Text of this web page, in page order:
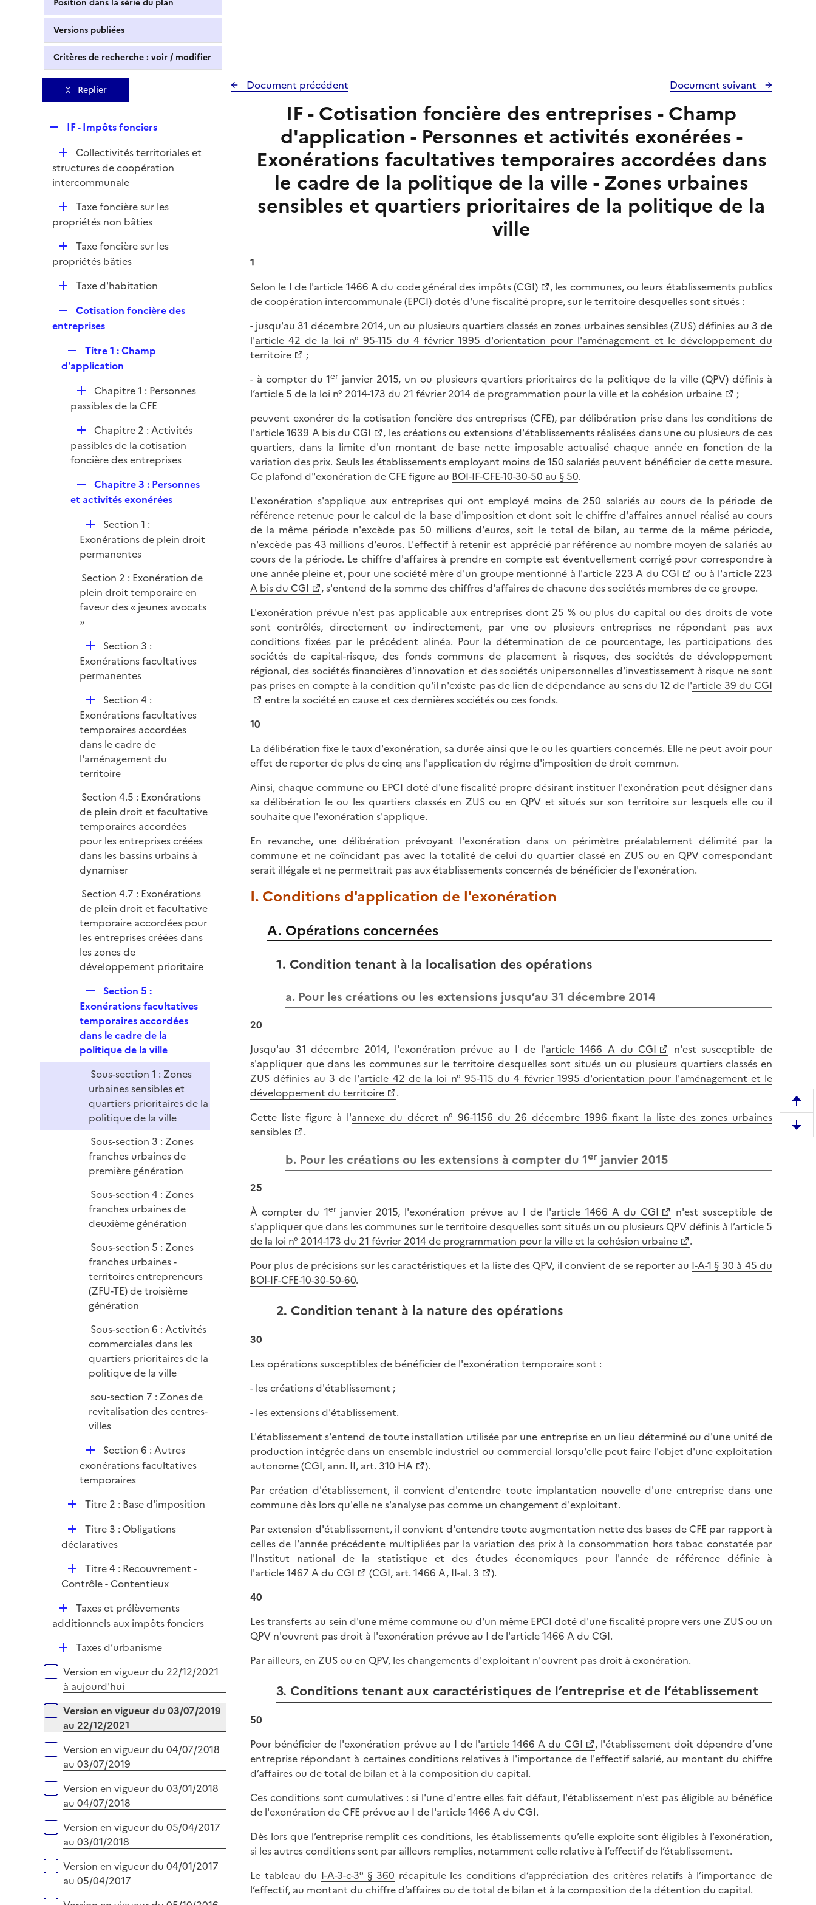
Position dans la série du plan
Versions publiées
Critères de recherche : voir / modifier
Replier
p
l
i
e
r
IF - Impôts fonciers
D
é
p
e
Collectivités territoriales et
structures de coopération
intercommunale
D
é
i
Taxe foncière sur les
propriétés non bâties
D
é
r
Taxe foncière sur les
propriétés bâties
D
p
l
r
Taxe d'habitation
e
l
i
Cotisation foncière des
entreprises
e
l
i
e
r
Titre 1 : Champ
d'application
D
é
i
e
Chapitre 1 : Personnes
passibles de la CFE
D
é
p
e
r
Chapitre 2 : Activités
passibles de la cotisation
foncière des entreprises
e
l
i
e
Chapitre 3 : Personnes
et activités exonérées
D
é
p
i
e
r
Section 1 :
Exonérations de plein droit
permanentes
Section 2 : Exonération de
plein droit temporaire en
faveur des « jeunes avocats
»
D
é
p
e
r
Section 3 :
Exonérations facultatives
permanentes
D
é
p
l
i
e
Section 4 :
Exonérations facultatives
temporaires accordées
dans le cadre de
l'aménagement du
territoire
Section 4.5 : Exonérations
de plein droit et facultative
temporaires accordées
pour les entreprises créées
dans les bassins urbains à
dynamiser
Section 4.7 : Exonérations
de plein droit et facultative
temporaire accordées pour
les entreprises créées dans
les zones de
développement prioritaire
e
p
l
i
e
r
Section 5 :
Exonérations facultatives
temporaires accordées
dans le cadre de la
politique de la ville
Sous-section 1 : Zones
urbaines sensibles et
quartiers prioritaires de la
politique de la ville
Sous-section 3 : Zones
franches urbaines de
première génération
Sous-section 4 : Zones
franches urbaines de
deuxième génération
Sous-section 5 : Zones
franches urbaines -
territoires entrepreneurs
(ZFU-TE) de troisième
génération
Sous-section 6 : Activités
commerciales dans les
quartiers prioritaires de la
politique de la ville
sou-section 7 : Zones de
revitalisation des centres-
villes
D
é
p
i
r
Section 6 : Autres
exonérations facultatives
temporaires
D
l
r
Titre 2 : Base d'imposition
D
é
i
e
r
Titre 3 : Obligations
déclaratives
D
é
l
i
e
r
Titre 4 : Recouvrement -
Contrôle - Contentieux
D
é
i
e
r
Taxes et prélèvements
additionnels aux impôts fonciers
D
p
l
i
r
Taxes d’urbanisme
Versions sur la période
Version en vigueur du 22/12/2021
à aujourd'hui
Version en vigueur du 03/07/2019
au 22/12/2021
Version en vigueur du 04/07/2018
au 03/07/2019
Version en vigueur du 03/01/2018
au 04/07/2018
Version en vigueur du 05/04/2017
au 03/01/2018
Version en vigueur du 04/01/2017
au 05/04/2017
Document précédent Document suivant
IF - Cotisation foncière des entreprises - Champ
d'application - Personnes et activités exonérées -
Exonérations facultatives temporaires accordées dans
le cadre de la politique de la ville - Zones urbaines
sensibles et quartiers prioritaires de la politique de la
ville
1
Selon le I de l'article 1466 A du code général des impôts (CGI)
, les communes, ou leurs établissements publics
de coopération intercommunale (EPCI) dotés d'une fiscalité propre, sur le territoire desquelles sont situés :
- jusqu'au 31 décembre 2014, un ou plusieurs quartiers classés en zones urbaines sensibles (ZUS) définies au 3 de
l'article 42 de la loi n° 95-115 du 4 février 1995 d'orientation pour l'aménagement et le développement du
territoire
;
- à compter du 1er janvier 2015, un ou plusieurs quartiers prioritaires de la politique de la ville (QPV) définis à
l’article 5 de la loi n° 2014-173 du 21 février 2014 de programmation pour la ville et la cohésion urbaine
;
peuvent exonérer de la cotisation foncière des entreprises (CFE), par délibération prise dans les conditions de
l'article 1639 A bis du CGI
, les créations ou extensions d'établissements réalisées dans une ou plusieurs de ces
quartiers, dans la limite d'un montant de base nette imposable actualisé chaque année en fonction de la
variation des prix. Seuls les établissements employant moins de 150 salariés peuvent bénéficier de cette mesure.
Ce plafond d"exonération de CFE figure au BOI-IF-CFE-10-30-50 au § 50.
L'exonération s'applique aux entreprises qui ont employé moins de 250 salariés au cours de la période de
référence retenue pour le calcul de la base d'imposition et dont soit le chiffre d'affaires annuel réalisé au cours
de la même période n'excède pas 50 millions d'euros, soit le total de bilan, au terme de la même période,
n'excède pas 43 millions d'euros. L'effectif à retenir est apprécié par référence au nombre moyen de salariés au
cours de la période. Le chiffre d'affaires à prendre en compte est éventuellement corrigé pour correspondre à
une année pleine et, pour une société mère d'un groupe mentionné à l'article 223 A du CGI ou à l'article 223
A bis du CGI
, s'entend de la somme des chiffres d'affaires de chacune des sociétés membres de ce groupe.
L'exonération prévue n'est pas applicable aux entreprises dont 25 % ou plus du capital ou des droits de vote
sont contrôlés, directement ou indirectement, par une ou plusieurs entreprises ne répondant pas aux
conditions fixées par le précédent alinéa. Pour la détermination de ce pourcentage, les participations des
sociétés de capital-risque, des fonds communs de placement à risques, des sociétés de développement
régional, des sociétés financières d'innovation et des sociétés unipersonnelles d'investissement à risque ne sont
pas prises en compte à la condition qu'il n'existe pas de lien de dépendance au sens du 12 de l'article 39 du CGI
entre la société en cause et ces dernières sociétés ou ces fonds.
10
La délibération fixe le taux d'exonération, sa durée ainsi que le ou les quartiers concernés. Elle ne peut avoir pour
effet de reporter de plus de cinq ans l'application du régime d'imposition de droit commun.
Ainsi, chaque commune ou EPCI doté d'une fiscalité propre désirant instituer l'exonération peut désigner dans
sa délibération le ou les quartiers classés en ZUS ou en QPV et situés sur son territoire sur lesquels elle ou il
souhaite que l'exonération s'applique.
En revanche, une délibération prévoyant l'exonération dans un périmètre préalablement délimité par la
commune et ne coïncidant pas avec la totalité de celui du quartier classé en ZUS ou en QPV correspondant
serait illégale et ne permettrait pas aux établissements concernés de bénéficier de l'exonération.
I. Conditions d'application de l'exonération
A. Opérations concernées
1. Condition tenant à la localisation des opérations
a. Pour les créations ou les extensions jusqu’au 31 décembre 2014
20
Jusqu'au 31 décembre 2014, l'exonération prévue au I de l'article 1466 A du CGI
n'est susceptible de
s'appliquer que dans les communes sur le territoire desquelles sont situés un ou plusieurs quartiers classés en
ZUS définies au 3 de l'article 42 de la loi n° 95-115 du 4 février 1995 d'orientation pour l'aménagement et le
développement du territoire
.
Cette liste figure à l'annexe du décret n° 96-1156 du 26 décembre 1996 fixant la liste des zones urbaines
sensibles
.
b. Pour les créations ou les extensions à compter du 1er janvier 2015
25
À compter du 1erjanvier 2015, l'exonération prévue au I de l'article 1466 A du CGI
n'est susceptible de
s'appliquer que dans les communes sur le territoire desquelles sont situés un ou plusieurs QPV définis à l’article 5
de la loi n° 2014-173 du 21 février 2014 de programmation pour la ville et la cohésion urbaine
.
Pour plus de précisions sur les caractéristiques et la liste des QPV, il convient de se reporter au I-A-1 § 30 à 45 du
BOI-IF-CFE-10-30-50-60.
2. Condition tenant à la nature des opérations
30
Les opérations susceptibles de bénéficier de l'exonération temporaire sont :
- les créations d'établissement ;
- les extensions d'établissement.
L'établissement s'entend de toute installation utilisée par une entreprise en un lieu déterminé ou d'une unité de
production intégrée dans un ensemble industriel ou commercial lorsqu'elle peut faire l'objet d'une exploitation
autonome (CGI, ann. II, art. 310 HA
).
Par création d'établissement, il convient d'entendre toute implantation nouvelle d'une entreprise dans une
commune dès lors qu'elle ne s'analyse pas comme un changement d'exploitant.
Par extension d'établissement, il convient d'entendre toute augmentation nette des bases de CFE par rapport à
celles de l'année précédente multipliées par la variation des prix à la consommation hors tabac constatée par
l'Institut national de la statistique et des études économiques pour l'année de référence définie à
l'article 1467 A du CGI (CGI, art. 1466 A, II-al. 3
).
40
Les transferts au sein d'une même commune ou d'un même EPCI doté d'une fiscalité propre vers une ZUS ou un
QPV n'ouvrent pas droit à l'exonération prévue au I de l'article 1466 A du CGI.
Par ailleurs, en ZUS ou en QPV, les changements d'exploitant n'ouvrent pas droit à exonération.
3. Conditions tenant aux caractéristiques de l’entreprise et de l’établissement
50
Pour bénéficier de l'exonération prévue au I de l'article 1466 A du CGI
, l'établissement doit dépendre d’une
entreprise répondant à certaines conditions relatives à l'importance de l'effectif salarié, au montant du chiffre
d’affaires ou de total de bilan et à la composition du capital.
Ces conditions sont cumulatives : si l'une d'entre elles fait défaut, l'établissement n'est pas éligible au bénéfice
de l'exonération de CFE prévue au I de l'article 1466 A du CGI.
Dès lors que l’entreprise remplit ces conditions, les établissements qu’elle exploite sont éligibles à l’exonération,
si les autres conditions sont par ailleurs remplies, notamment celle relative à l’effectif de l’établissement.
Le tableau du I-A-3-c-3° § 360 récapitule les conditions d’appréciation des critères relatifs à l’importance de
l’effectif, au montant du chiffre d’affaires ou de total de bilan et à la composition de la détention du capital.
e
m
D